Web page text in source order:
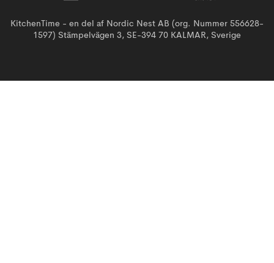
KitchenTime - en del af Nordic Nest AB (org. Nummer 556628-
1597) Stämpelvägen 3, SE-394 70 KALMAR, Sverige